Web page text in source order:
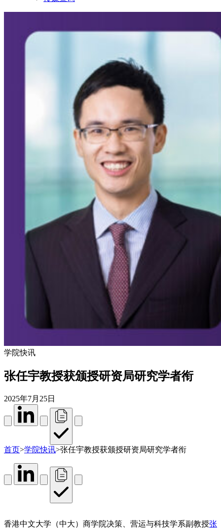
学院快讯
张任宇教授获颁授研资局研究学者衔
2025年7月25日
首页>学院快讯>张任宇教授获颁授研资局研究学者衔
香港中文大学（中大）商学院决策、营运与科技学系副教授张